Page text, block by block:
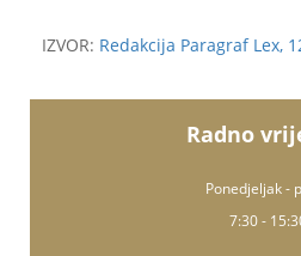
IZVOR: Redakcija Paragraf Lex,
Radno
Ponedjeljak -
7:30 -